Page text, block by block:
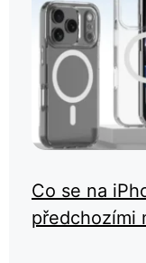
Co se na
předchozími